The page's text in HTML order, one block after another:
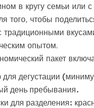
в кругу семьи или
того, чтобы
традиционными
опытом.
пакет
дегустации
день пребывания.
для разделения: